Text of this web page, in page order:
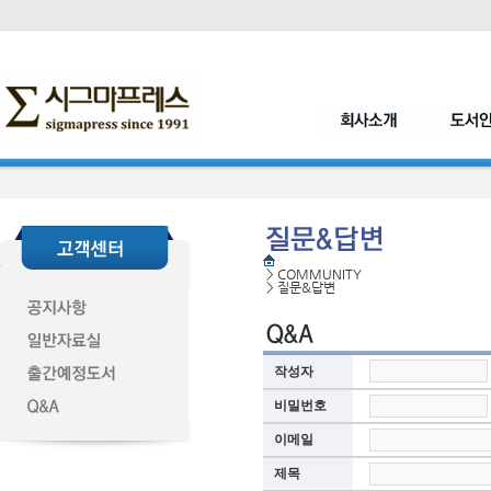
> COMMUNITY
> 질문&답변
작성자
비밀번호
이메일
제목